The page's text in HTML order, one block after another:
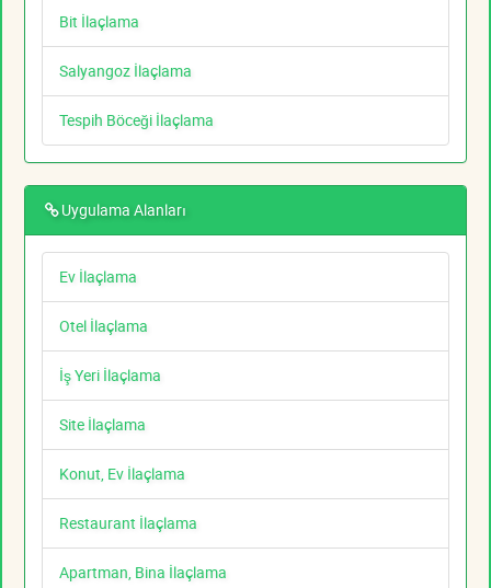
Bit İlaçlama
Salyangoz İlaçlama
Tespih Böceği İlaçlama
Uygulama Alanları
Ev İlaçlama
Otel İlaçlama
İş Yeri İlaçlama
Site İlaçlama
Konut, Ev İlaçlama
Restaurant İlaçlama
Apartman, Bina İlaçlama